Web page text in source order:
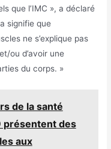
que l’IMC », a déclaré
signifie que
ne s’explique pas
ou d’avoir une
du corps. »
de la santé
présentent des
aux